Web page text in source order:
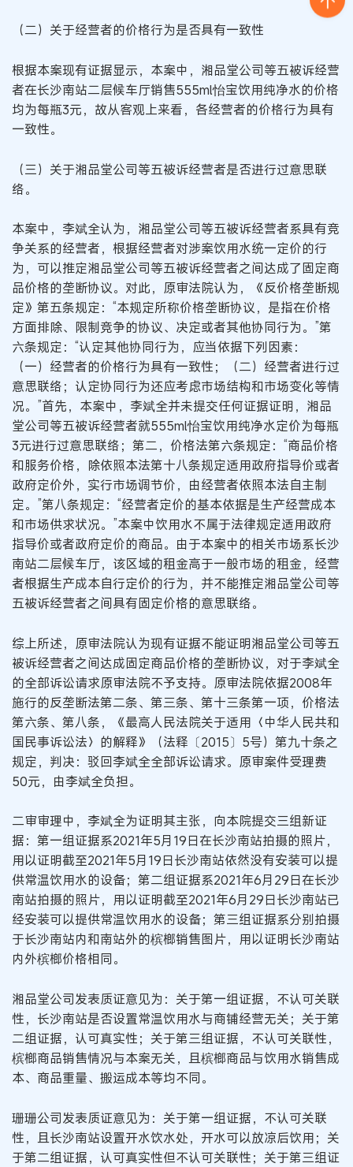
（二）关于经营者的价格行为是否具有一致性
根据本案现有证据显示，本案中，湘品堂公司等五被诉经营
者在长沙南站二层候车厅销售555ml怡宝饮用纯净水的价格
均为每瓶3元，故从客观上来看，各经营者的价格行为具有
一致性。
（三）关于湘品堂公司等五被诉经营者是否进行过意思联
络。
本案中，李斌全认为，湘品堂公司等五被诉经营者系具有竞
争关系的经营者，根据经营者对涉案饮用水统一定价的行
为，可以推定湘品堂公司等五被诉经营者之间达成了固定商
品价格的垄断协议。对此，原审法院认为，《反价格垄断规
定》第五条规定：“本规定所称价格垄断协议，是指在价格
方面排除、限制竞争的协议、决定或者其他协同行为。”第
六条规定：“认定其他协同行为，应当依据下列因素：
（一）经营者的价格行为具有一致性；（二）经营者进行过
意思联络；认定协同行为还应考虑市场结构和市场变化等情
况。”首先，本案中，李斌全并未提交任何证据证明，湘品
堂公司等五被诉经营者就555ml怡宝饮用纯净水定价为每瓶
3元进行过意思联络；第二，价格法第六条规定：“商品价格
和服务价格，除依照本法第十八条规定适用政府指导价或者
政府定价外，实行市场调节价，由经营者依照本法自主制
定。”第八条规定：“经营者定价的基本依据是生产经营成本
和市场供求状况。”本案中饮用水不属于法律规定适用政府
指导价或者政府定价的商品。由于本案中的相关市场系长沙
南站二层候车厅，该区域的租金高于一般市场的租金，经营
者根据生产成本自行定价的行为，并不能推定湘品堂公司等
五被诉经营者之间具有固定价格的意思联络。
综上所述，原审法院认为现有证据不能证明湘品堂公司等五
被诉经营者之间达成固定商品价格的垄断协议，对于李斌全
的全部诉讼请求原审法院不予支持。原审法院依据2008年
施行的反垄断法第二条、第三条、第十三条第一项，价格法
第六条、第八条，《最高人民法院关于适用〈中华人民共和
国民事诉讼法〉的解释》（法释〔2015〕5号）第九十条之
规定，判决：驳回李斌全全部诉讼请求。原审案件受理费
50元，由李斌全负担。
二审审理中，李斌全为证明其主张，向本院提交三组新证
据：第一组证据系2021年5月19日在长沙南站拍摄的照片，
用以证明截至2021年5月19日长沙南站依然没有安装可以提
供常温饮用水的设备；第二组证据系2021年6月29日在长沙
南站拍摄的照片，用以证明截至2021年6月29日长沙南站已
经安装可以提供常温饮用水的设备；第三组证据系分别拍摄
于长沙南站内和南站外的槟榔销售图片，用以证明长沙南站
内外槟榔价格相同。
湘品堂公司发表质证意见为：关于第一组证据，不认可关联
性，长沙南站是否设置常温饮用水与商铺经营无关；关于第
二组证据，认可真实性；关于第三组证据，不认可关联性，
槟榔商品销售情况与本案无关，且槟榔商品与饮用水销售成
本、商品重量、搬运成本等均不同。
珊珊公司发表质证意见为：关于第一组证据，不认可关联
性，且长沙南站设置开水饮水处，开水可以放凉后饮用；关
于第二组证据，认可真实性但不认可关联性；关于第三组证